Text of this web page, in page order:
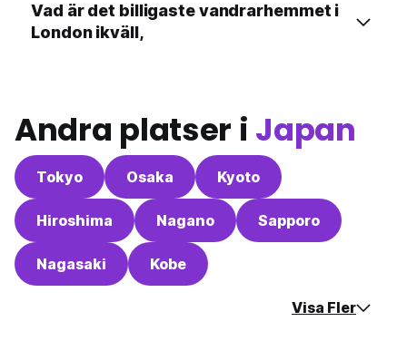
Vad är det billigaste vandrarhemmet i
London ikväll,
Andra platser i Japan
Tokyo Osaka Kyoto
Hiroshima Nagano Sapporo
Nagasaki Kobe
Visa Fler